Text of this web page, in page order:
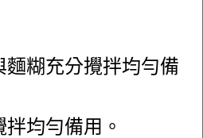
麵糊充分攪拌均勻備
均勻備用。